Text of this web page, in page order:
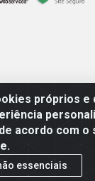
próprios e
acordo com
essenciais
Soluções